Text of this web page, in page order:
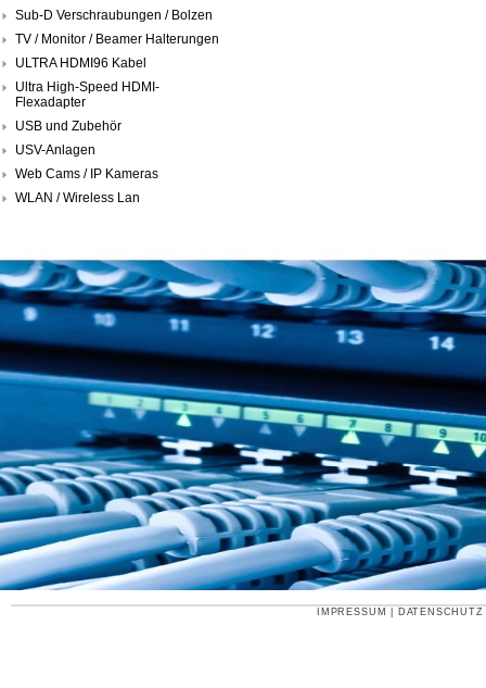
Sub-D Verschraubungen / Bolzen
TV / Monitor / Beamer Halterungen
ULTRA HDMI96 Kabel
Ultra High-Speed HDMI-
Flexadapter
USB und Zubehör
USV-Anlagen
Web Cams / IP Kameras
WLAN / Wireless Lan
IMPRESSUM DATENSCHUTZ